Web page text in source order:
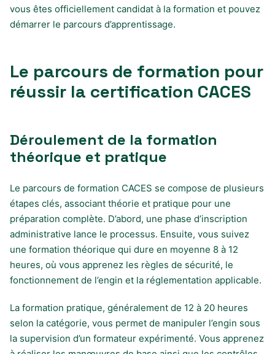
vous êtes officiellement candidat à la formation et pouvez
démarrer le parcours d’apprentissage.
Le parcours de formation pour
réussir la certification CACES
Déroulement de la formation
théorique et pratique
Le parcours de formation CACES se compose de plusieurs
étapes clés, associant théorie et pratique pour une
préparation complète. D’abord, une phase d’inscription
administrative lance le processus. Ensuite, vous suivez
une formation théorique qui dure en moyenne 8 à 12
heures, où vous apprenez les règles de sécurité, le
fonctionnement de l’engin et la réglementation applicable.
La formation pratique, généralement de 12 à 20 heures
selon la catégorie, vous permet de manipuler l’engin sous
la supervision d’un formateur expérimenté. Vous apprenez